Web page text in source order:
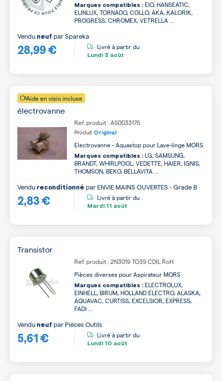
Marques compatibles : EIO, HANSEATIC,
ELINLUX, TORNADO, COLLO, AKA, KALORIK,
PROGRESS, CHROMEX, VETRELLA ...
28,99 €
Vendu neuf parSpareka
Livré à partir du
Lundi 3 août
Aide en visio incluse
électrovanne
Ref. produit : AS0033176
Produit Original
Electrovanne - Aquastop pour Lave-linge MORS
Marques compatibles : LG, SAMSUNG,
BRANDT, WHIRLPOOL, VEDETTE, HAIER, IGNIS,
THOMSON, BEKO, BELLAVITA ...
2,83 €
Vendu reconditionné par ENVIE MAINS OUVERTES - Grade B
Livré à partir du
Mardi 11 août
Transistor
Ref. produit : 2N3019 TO39 CDIL RoH
Pièces diverses pour Aspirateur MORS
Marques compatibles : ELECTROLUX,
EINHELL, BIRUM, HOLLAND ELECTRO, ALASKA,
AQUAVAC, CURTISS, EXCELSIOR, EXPRESS,
FADI ...
5,61 €
Vendu neuf par Pièces Outils
Livré à partir du
Lundi 10 août